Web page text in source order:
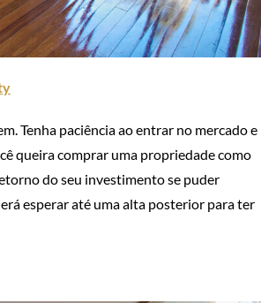
Tenha paciência ao entrar no mercado e
queira comprar uma propriedade como
do seu investimento se puder
esperar até uma alta posterior para ter